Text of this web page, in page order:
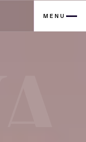
MENU